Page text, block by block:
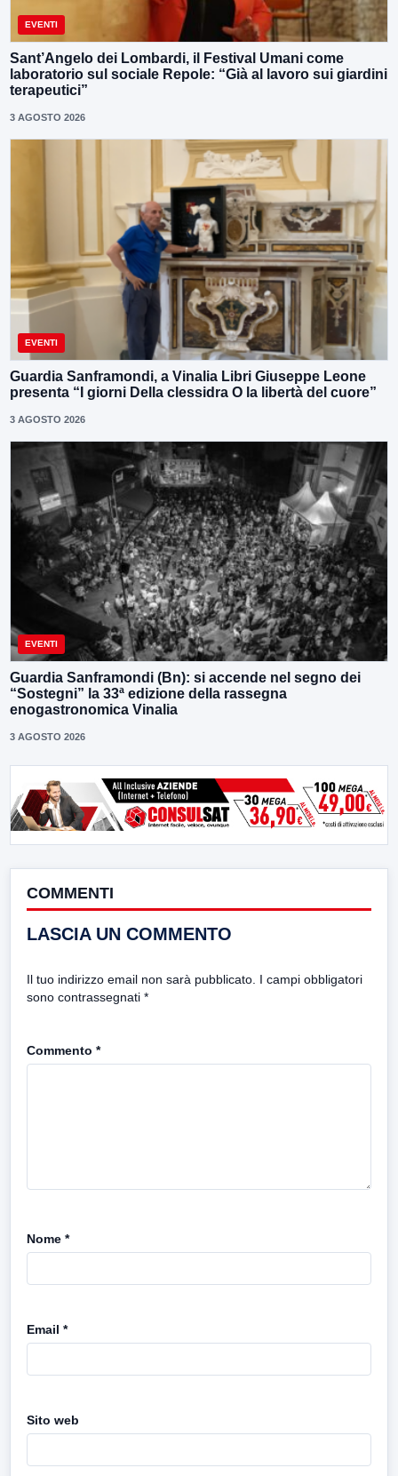
EVENTI
Sant’Angelo dei Lombardi, il Festival Umani come
laboratorio sul sociale Repole: “Già al lavoro sui giardini
terapeutici”
3 AGOSTO 2026
EVENTI
Guardia Sanframondi, a Vinalia Libri Giuseppe Leone
presenta “I giorni Della clessidra O la libertà del cuore”
3 AGOSTO 2026
EVENTI
Guardia Sanframondi (Bn): si accende nel segno dei
“Sostegni” la 33ª edizione della rassegna
enogastronomica Vinalia
3 AGOSTO 2026
COMMENTI
LASCIA UN COMMENTO
Il tuo indirizzo email non sarà pubblicato. I campi obbligatori
sono contrassegnati *
Commento *
Nome *
Email *
Sito web